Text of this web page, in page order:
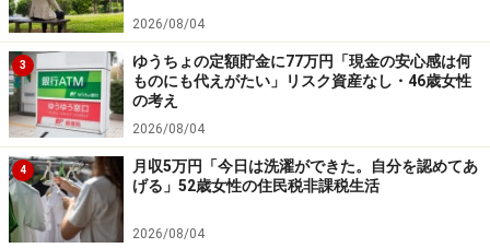
メント。
いっぽうで「年金額が少なくても、働かないでお金が振
込まれるのはうれしい」と今の生活の楽しみも教えてく
れました。
※皆さんの年金エピソードを募集中です。エピソードの
採用で3000円分のAmazonギフト券をもれなくプレゼン
2026/08/04
3
ゆうちょの定額貯金に77万円「現金の安心感は何
ものにも代えがたい」リスク資産なし・46歳女性
の考え
2026/08/04
4
月収5万円「今日は洗濯ができた。自分を認めてあ
げる」52歳女性の住民税非課税生活
2026/08/04